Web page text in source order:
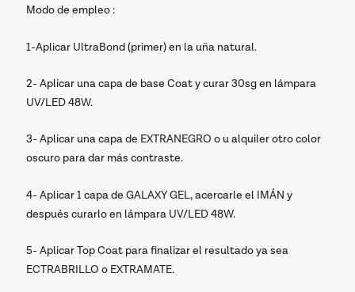
Modo de empleo :
1-Aplicar UltraBond (primer) en la uña natural.
2- Aplicar una capa de base Coat y curar 30sg en lámpara
UV/LED 48W.
3- Aplicar una capa de EXTRANEGRO o u alquiler otro color
oscuro para dar más contraste.
4- Aplicar 1 capa de GALAXY GEL, acercarle el IMÁN y
después curarlo en lámpara UV/LED 48W.
5- Aplicar Top Coat para finalizar el resultado ya sea
ECTRABRILLO o EXTRAMATE.